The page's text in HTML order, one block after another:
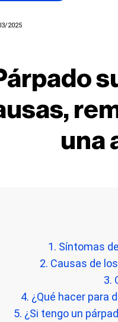
2025
una
1. Síntomas
2. Causas de
3.
4. ¿Qué hacer para
5. ¿Si tengo un